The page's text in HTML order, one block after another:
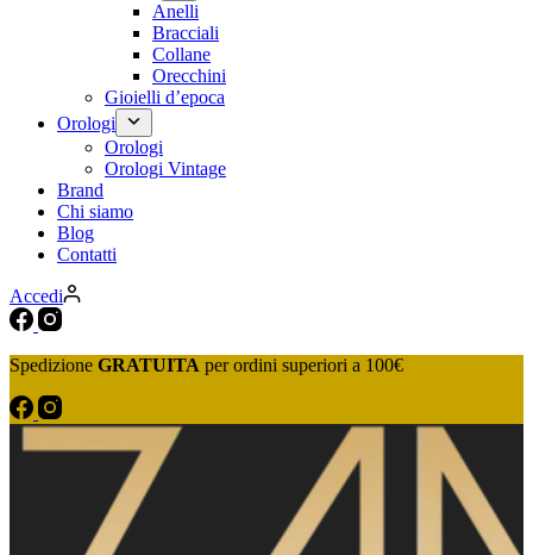
Anelli
Bracciali
Collane
Orecchini
Gioielli d’epoca
Orologi
Orologi
Orologi Vintage
Brand
Chi siamo
Blog
Contatti
Accedi
Spedizione GRATUITA per ordini superiori a 100€